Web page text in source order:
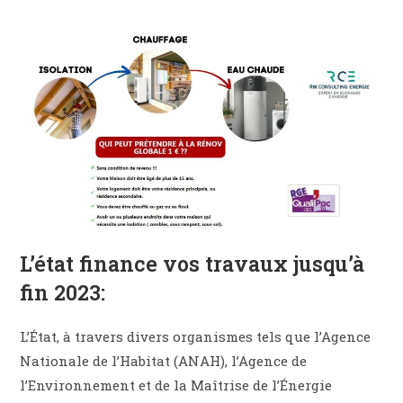
L’état finance vos travaux jusqu’à
fin 2023:
L’État, à travers divers organismes tels que l’Agence
Nationale de l’Habitat (ANAH), l’Agence de
l’Environnement et de la Maîtrise de l’Énergie